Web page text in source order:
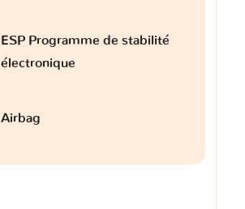
ESP Programme de stabilité
électronique
Airbag